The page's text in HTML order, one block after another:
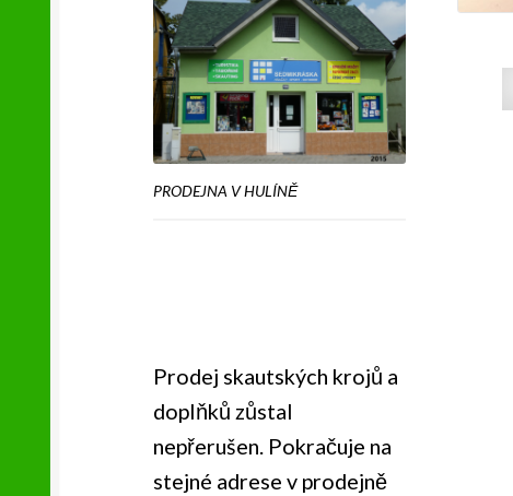
PRODEJNA V HULÍNĚ
Prodej skautských krojů a
doplňků zůstal
nepřerušen. Pokračuje na
stejné adrese v prodejně